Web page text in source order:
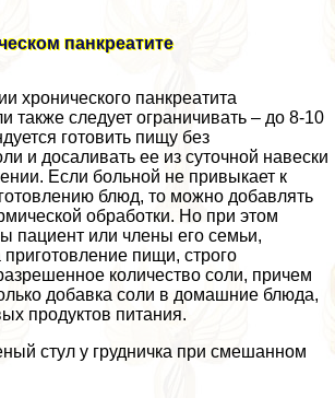
панкреатите
хронического панкреатита
также следует ограничивать – до 8-10
готовить пищу без
и досаливать ее из суточной навески
Если больной не привыкает к
блюд, то можно добавлять
обработки. Но при этом
пациент или члeны его семьи,
приготовление пищи, строго
количество соли, причем
добавка соли в домашние блюда,
продуктов питания.
стул у грудничка при смешанном